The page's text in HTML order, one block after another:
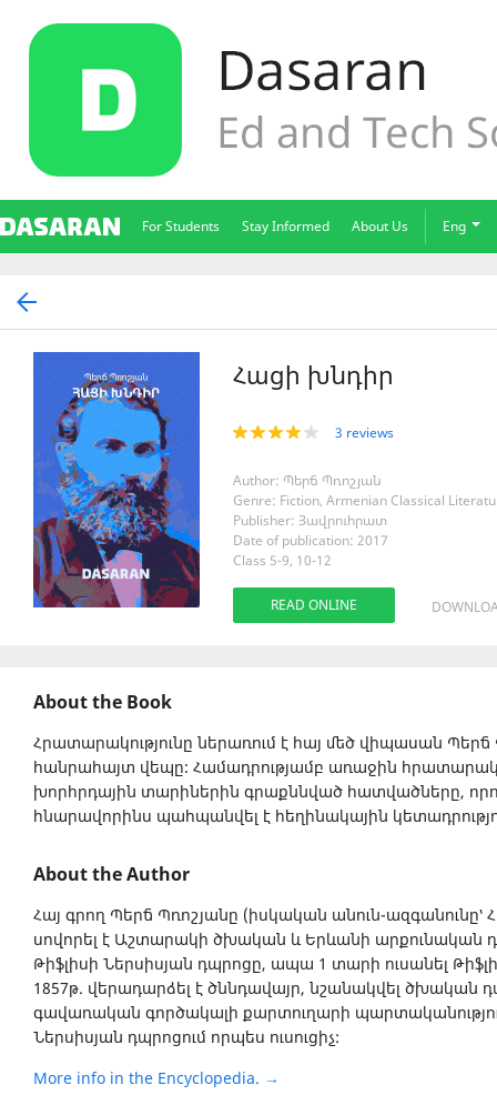
For Students Stay Informed About Us Eng
Հացի խնդիր
3 reviews
Author: Պերճ Պռոշյան
Genre: Fiction, Armenian Classical
Publisher: Յավրուհրատ
Date of publication: 2017
Class 5-9, 10-12
READ ONLINE
About the Book
Հրատարակությունը ներառում է հայ մեծ վիպասան
հանրահայտ վեպը։ Համադրությամբ առաջին
խորհրդային տարիներին գրաքննված հատվածները,
հնարավորինս պահպանվել է հեղինակային
About the Author
Հայ գրող Պերճ Պռոշյանը (իսկական անուն-ազգանունը՝
սովորել է Աշտարակի ծխական և Երևանի արքունական
Թիֆլիսի Ներսիսյան դպրոցը, ապա 1 տարի ուսանել
1857թ. վերադարձել է ծննդավայր, նշանակվել ծխական
գավառական գործակալի քարտուղարի
Ներսիսյան դպրոցում որպես ուսուցիչ:
More info in the Encyclopedia. →